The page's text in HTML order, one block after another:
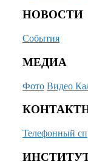
НОВОСТИ
События
МЕДИА
Фото Видео
Телефонный